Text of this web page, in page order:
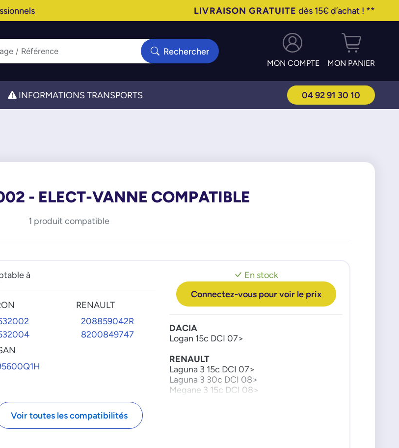
LIVRAISON GRATUITE dès 15€ d’achat ! **
Rechercher
MON COMPTE MON PANIER
INFORMATIONS TRANSPORTS 04 92 91 30 10
- ELECT-VANNE COMPATIBLE
1 produit compatible
à
RENAULT
208859042R
8200849747
Voir toutes les compatibilités
En stock
Connectez-vous pour voir le prix
DACIA
Logan 15c DCI 07>
RENAULT
Laguna 3 15c DCI 07>
Laguna 3 30c DCI 08>
Megane 3 15c DCI 08>